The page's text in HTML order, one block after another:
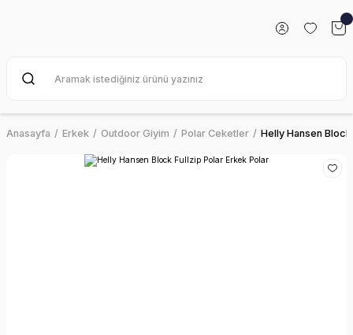
Anasayfa Erkek Outdoor Giyim Polar Ceketler Helly Hansen